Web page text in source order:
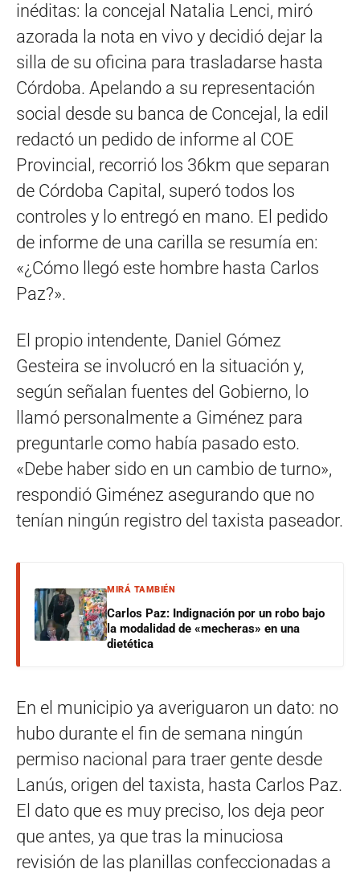
inéditas: la concejal Natalia Lenci, miró
azorada la nota en vivo y decidió dejar la
silla de su oficina para trasladarse hasta
Córdoba. Apelando a su representación
social desde su banca de Concejal, la edil
redactó un pedido de informe al COE
Provincial, recorrió los 36km que separan
de Córdoba Capital, superó todos los
controles y lo entregó en mano. El pedido
de informe de una carilla se resumía en:
«¿Cómo llegó este hombre hasta Carlos
Paz?».
El propio intendente, Daniel Gómez
Gesteira se involucró en la situación y,
según señalan fuentes del Gobierno, lo
llamó personalmente a Giménez para
preguntarle como había pasado esto.
«Debe haber sido en un cambio de turno»,
respondió Giménez asegurando que no
tenían ningún registro del taxista paseador.
MIRÁ TAMBIÉN
Carlos Paz: Indignación por un robo bajo
la modalidad de «mecheras» en una
dietética
En el municipio ya averiguaron un dato: no
hubo durante el fin de semana ningún
permiso nacional para traer gente desde
Lanús, origen del taxista, hasta Carlos Paz.
El dato que es muy preciso, los deja peor
que antes, ya que tras la minuciosa
revisión de las planillas confeccionadas a